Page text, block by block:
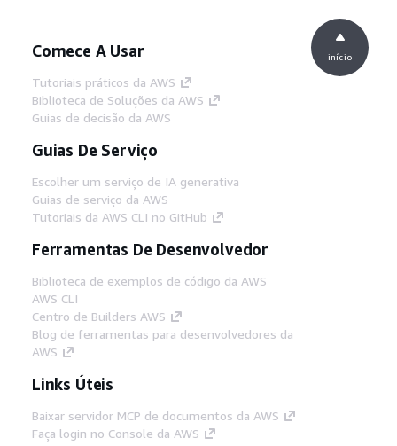
Comece A Usar
Tutoriais práticos da AWS
Biblioteca de Soluções da AWS
Guias de decisão da AWS
Guias De Serviço
Escolher um serviço de IA generativa
Guias de serviço da AWS
Tutoriais da AWS CLI no GitHub
Ferramentas De Desenvolvedor
Biblioteca de exemplos de código da AWS
AWS CLI
Centro de Builders AWS
Blog de ferramentas para desenvolvedores da
AWS
Links Úteis
Baixar servidor MCP de documentos da AWS
Faça login no Console da AWS
início